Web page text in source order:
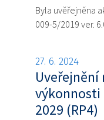
Byla uvěřejněna
009-5/2019 ver.
27. 6. 2024
Uveřejnění
výkonnosti
2029 (RP4)